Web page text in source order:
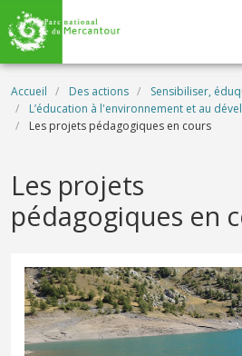
Aller au contenu principal
Fil d'Ariane
Accueil Des actions
Sensibiliser,
L’éducation à l'environnement et au
Les projets pédagogiques en cours
Les projets
pédagogiques en